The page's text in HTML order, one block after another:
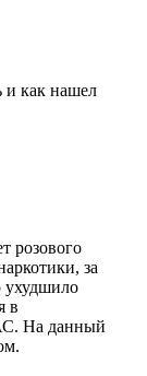
и как нашел
розового
за
ухудшило
в
На данный